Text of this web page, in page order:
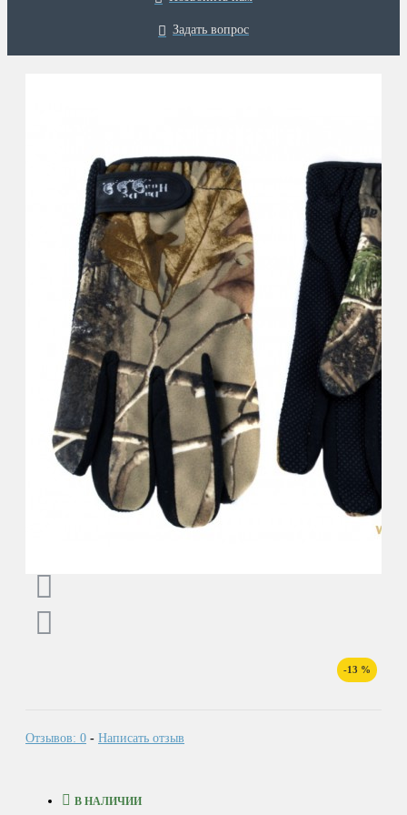
Задать вопрос
-13 %
Отзывов: 0 - Написать отзыв
В НАЛИЧИИ